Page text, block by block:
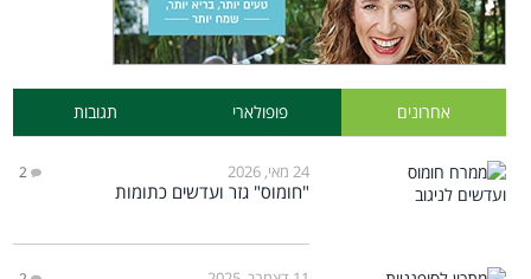
אחרונים פופולארי תגובות
24 מאי, 2026 2
"חומוס" גזר ועדשים כתומות